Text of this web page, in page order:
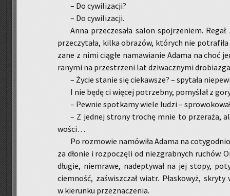
– Do cy­wi­li­za­cji?
– Do cy­wi­li­za­cji.
Anna prze­cze­sa­ła salon spoj­rze­niem.
prze­czy­ta­ła, kilka ob­ra­zów, któ­rych nie
za­ne z nimi cią­głe na­ma­wia­nie Adama na choć
ra­ny­mi na prze­strze­ni lat dzi­wacz­ny­mi
– Życie sta­nie się cie­kaw­sze? – spy­ta­ła
I nie będę ci wię­cej po­trzeb­ny, po­my­ślał z
– Pew­nie spo­tka­my wiele ludzi –
– Z jed­nej stro­ny tro­chę mnie to prze­ra­ża,
wo­ści…
Po roz­mo­wie na­mó­wi­ła Adama na
za dło­nie i roz­po­czę­li od nie­zgrab­nych ru­chów.
dłu­gie, nie­mra­we, na­dep­ty­wał na jej stopy,
ciem­ność, za­świsz­czał wiatr. Pła­sko­wyż,
w kie­run­ku prze­zna­cze­nia.